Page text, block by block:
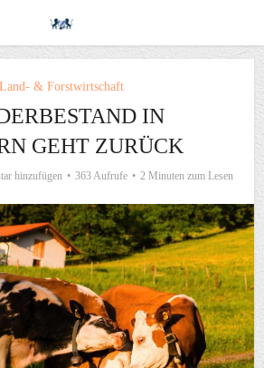
Land- & Forstwirtschaft
IN
GEHT ZURÜCK
hinzufügen 363 Aufrufe 2 Minuten zum Lesen